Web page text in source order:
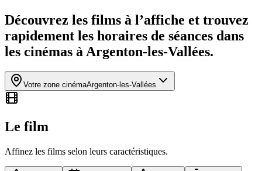
Découvrez les films à l’affiche et trouvez
rapidement les horaires de séances dans
les cinémas à Argenton-les-Vallées.
Votre zone cinémaArgenton-les-Vallées
Le film
Affinez les films selon leurs caractéristiques.